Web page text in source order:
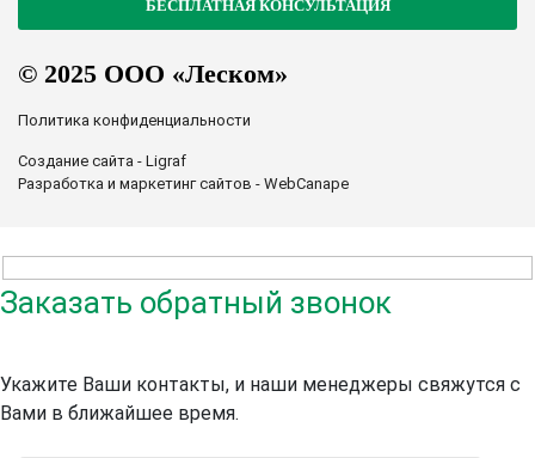
© 2025 ООО «Леском»
Политика конфиденциальности
Создание сайта - Ligraf
Разработка и маркетинг сайтов - WebCanape
Заказать обратный звонок
Укажите Ваши контакты, и наши менеджеры свяжутся с
Вами в ближайшее время.